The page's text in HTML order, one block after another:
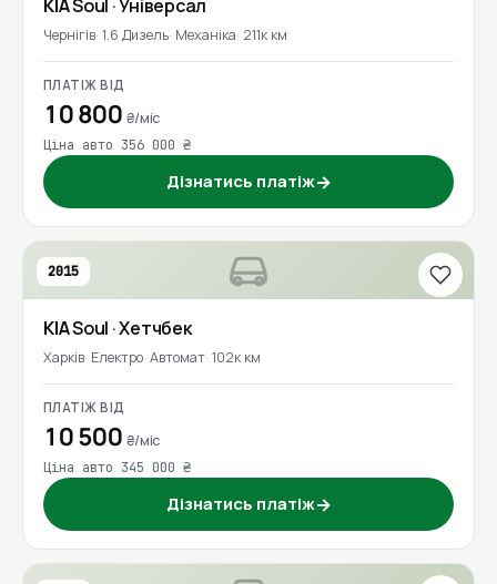
KIASoul · Універсал
Чернігів 1.6 Дизель Механіка 211к км
ПЛАТІЖ ВІД
10 800 ₴/міс
Ціна авто 356 000 ₴
Дізнатись платіж→
2015
KIASoul · Хетчбек
Харків Електро Автомат 102к км
ПЛАТІЖ ВІД
10 500 ₴/міс
Ціна авто 345 000 ₴
Дізнатись платіж→